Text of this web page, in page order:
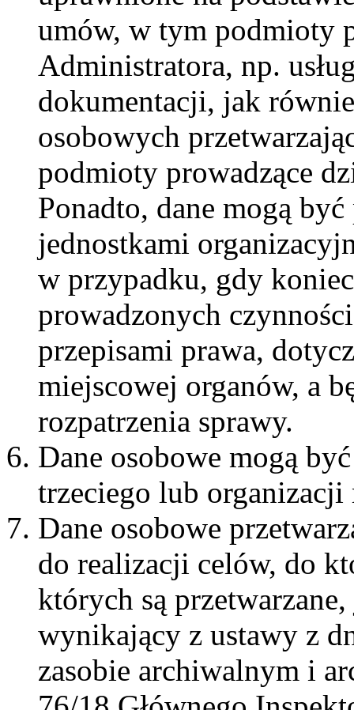
umów, w tym podmioty
Administratora, np.
dokumentacji, jak
osobowych
podmioty prowadzące
Ponadto, dane mogą
jednostkami
w przypadku, gdy
prowadzonych
przepisami prawa,
miejscowej organów, a
rozpatrzenia sprawy.
Dane osobowe mogą
trzeciego lub
Dane osobowe
do realizacji celów, do
których są
wynikający z ustawy z
zasobie archiwalnym i